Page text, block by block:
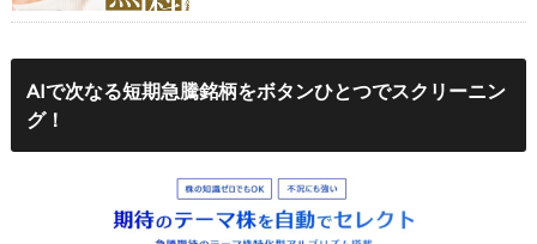
AIで次なる短期急騰銘柄をボタンひとつでスクリーニン
グ！